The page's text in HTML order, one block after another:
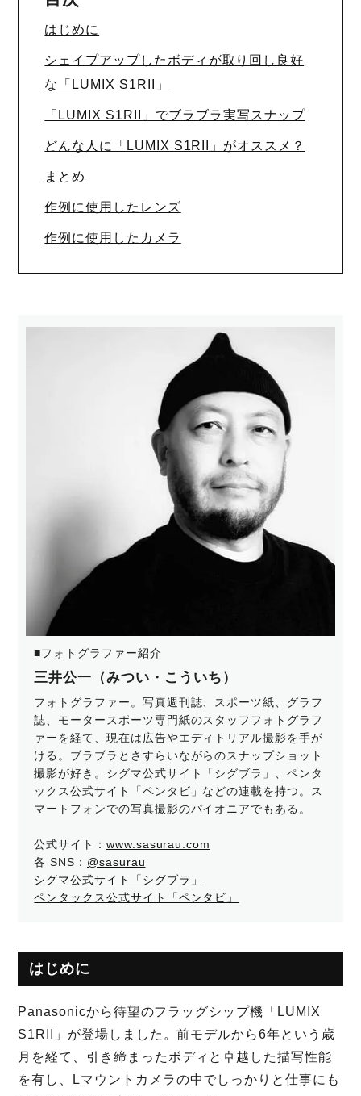
はじめに
シェイプアップしたボディが取り回し良好
な「LUMIX S1RII」
「LUMIX S1RII」でブラブラ実写スナップ
どんな人に「LUMIX S1RII」がオススメ？
まとめ
作例に使用したレンズ
作例に使用したカメラ
■フォトグラファー紹介
三井公一（みつい・こういち）
フォトグラファー。写真週刊誌、スポーツ紙、グラフ
誌、モータースポーツ専門紙のスタッフフォトグラフ
ァーを経て、現在は広告やエディトリアル撮影を手が
ける。ブラブラとさすらいながらのスナップショット
撮影が好き。シグマ公式サイト「シグブラ」、ペンタ
ックス公式サイト「ペンタビ」などの連載を持つ。ス
マートフォンでの写真撮影のパイオニアでもある。
公式サイト： www.sasurau.com
各 SNS： @sasurau
シグマ公式サイト「シグブラ」
ペンタックス公式サイト「ペンタビ」
はじめに
Panasonicから待望のフラッグシップ機「LUMIX
S1RII」が登場しました。前モデルから6年という歳
月を経て、引き締まったボディと卓越した描写性能
を有し、Lマウントカメラの中でしっかりと仕事にも